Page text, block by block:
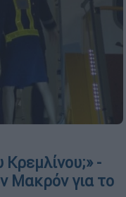
-
Μακρόν για το